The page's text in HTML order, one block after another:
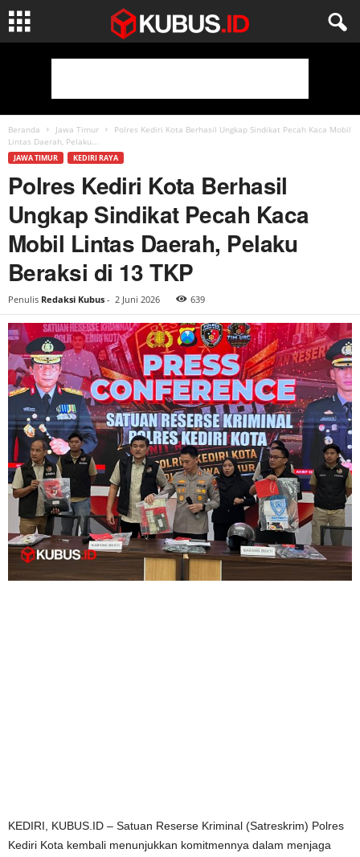
Beranda Jawa Timur
Polres Kediri Kota Berhasil Ungkap Sindikat Pecah Kaca Mobil
Lintas Daerah, Pelaku...
JAWA TIMUR KEDIRI RAYA
Polres Kediri Kota Berhasil
Ungkap Sindikat Pecah Kaca
Mobil Lintas Daerah, Pelaku
Beraksi di 13 TKP
Penulis Redaksi Kubus - 2 Juni 2026 639
KEDIRI, KUBUS.ID – Satuan Reserse Kriminal (Satreskrim) Polres
Kediri Kota kembali menunjukkan komitmennya dalam menjaga